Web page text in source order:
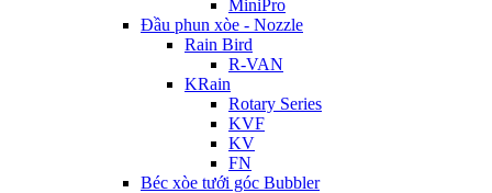
MiniPro
Đầu phun xòe - Nozzle
Rain Bird
R-VAN
KRain
Rotary Series
KVF
KV
FN
Béc xòe tưới góc Bubbler